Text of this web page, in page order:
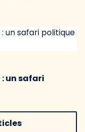
: un safari